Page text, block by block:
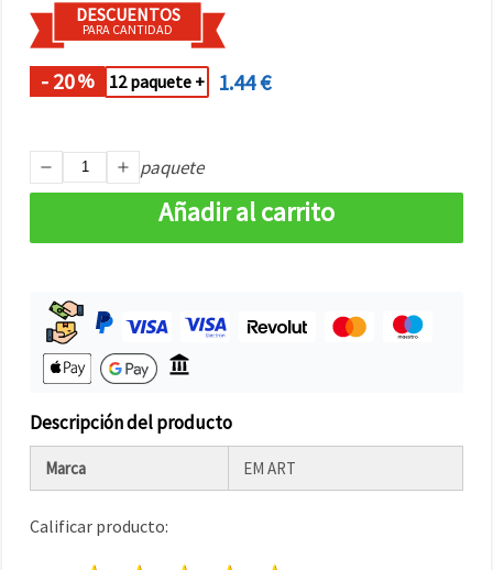
DESCUENTOS
PARA CANTIDAD
- 20% 12 paquete + 1.44 €
paquete
Añadir al carrito
Descripción del producto
Marca EM ART
Calificar producto: